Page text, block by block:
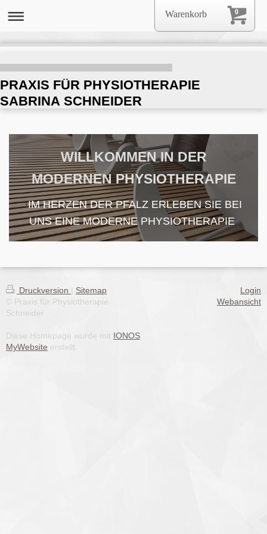
PRAXIS FÜR PHYSIOTHERAPIE
SABRINA SCHNEIDER
WILLKOMMEN IN DER
MODERNEN PHYSIOTHERAPIE
IIM HERZEN DER PFALZ ERLEBEN SIE BEI
UNS EINE MODERNE PHYSIOTHERAPIE
Druckversion | Sitemap
© Praxis für Physiotherapie
Schneider
Diese Homepage wurde mit IONOS
MyWebsite erstellt.
Login
Webansicht
0
Warenkorb